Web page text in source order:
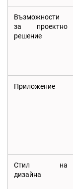
Възможности
за проектно
решение
Приложение
Стил на
дизайна